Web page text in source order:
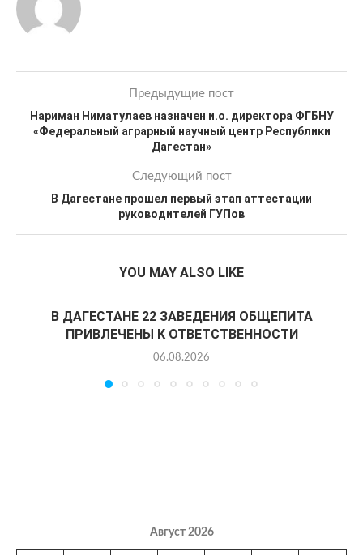
Предыдущие пост
Нариман Ниматулаев назначен и.о. директора ФГБНУ
«Федеральный аграрный научный центр Республики
Дагестан»
Следующий пост
В Дагестане прошел первый этап аттестации
руководителей ГУПов
YOU MAY ALSO LIKE
В ДАГЕСТАНЕ 22 ЗАВЕДЕНИЯ ОБЩЕПИТА
ПРИВЛЕЧЕНЫ К ОТВЕТСТВЕННОСТИ
06.08.2026
Август 2026